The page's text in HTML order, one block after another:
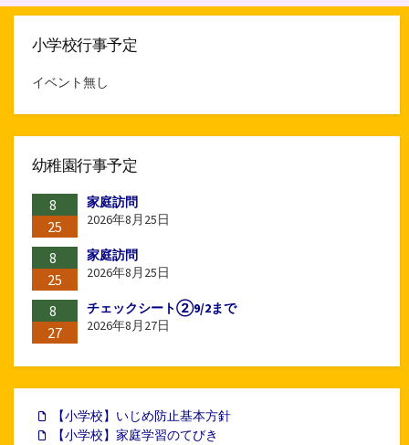
小学校行事予定
イベント無し
幼稚園行事予定
8
25
家庭訪問
2026年8月25日
8
25
家庭訪問
2026年8月25日
8
27
チェックシート②9/2まで
2026年8月27日
【小学校】いじめ防止基本方針
【小学校】家庭学習のてびき